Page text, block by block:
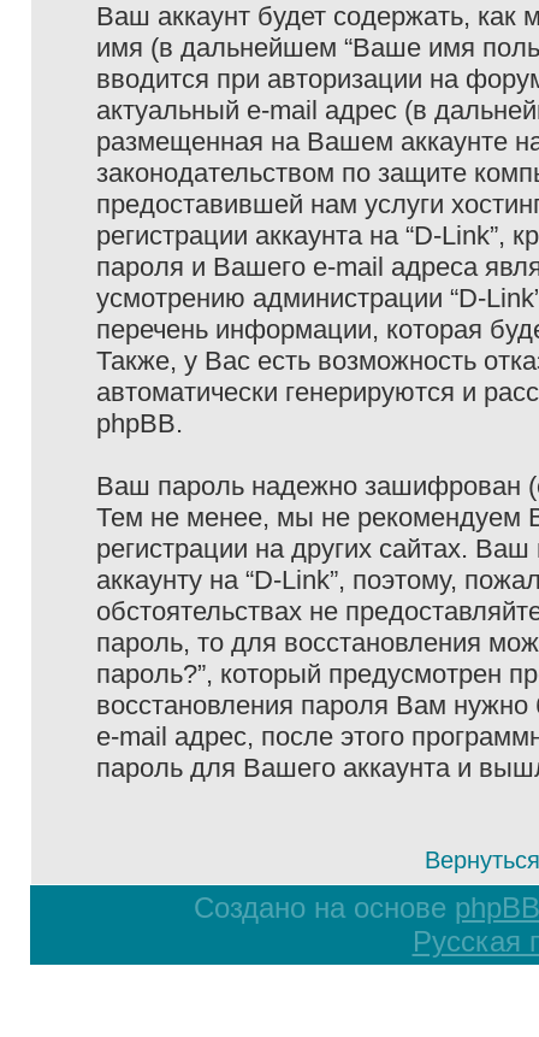
Ваш аккаунт будет содержать,
имя (в дальнейшем “Ваше имя
вводится при авторизации на
актуальный e-mail адрес (в
размещенная на Вашем аккаунте
законодательством по защите
предоставившей нам услуги
регистрации аккаунта на “D-
пароля и Вашего e-mail адреса
усмотрению администрации “D-
перечень информации, которая
Также, у Вас есть возможность
автоматически генерируются и
phpBB.
Ваш пароль надежно зашифрован
Тем не менее, мы не рекомендуем
регистрации на других сайтах.
аккаунту на “D-Link”, поэтому,
обстоятельствах не
пароль, то для восстановления
пароль?”, который предусмотрен
восстановления пароля Вам
e-mail адрес, после этого
пароль для Вашего аккаунта и
Создано на основе phpBB
Русская